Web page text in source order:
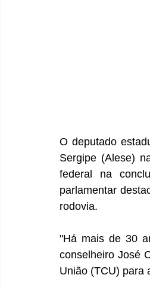
O deputado
Sergipe (Alese)
federal na
parlamentar
rodovia.
"Há mais de 30
conselheiro José
União (TCU) para